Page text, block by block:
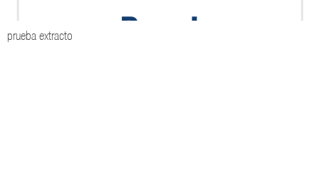
prueba extracto